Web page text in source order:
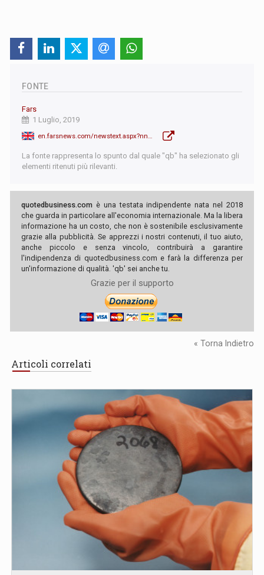
FONTE
Fars
1 Luglio, 2019
La fonte rappresenta lo spunto dal quale "qb" ha selezionato gli
elementi ritenuti più rilevanti.
quotedbusiness.com è una testata indipendente nata nel 2018
che guarda in particolare all'economia internazionale. Ma la libera
informazione ha un costo, che non è sostenibile esclusivamente
grazie alla pubblicità. Se apprezzi i nostri contenuti, il tuo aiuto,
anche piccolo e senza vincolo, contribuirà a garantire
l'indipendenza di quotedbusiness.com e farà la differenza per
un'informazione di qualità. 'qb' sei anche tu.
Grazie per il supporto
« Torna Indietro
Articoli correlati